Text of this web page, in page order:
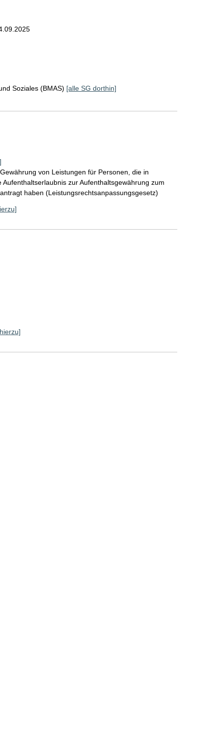
Soziales (BMAS) [alle SG dorthin]
von Leistungen für Personen, die in
zur Aufenthaltsgewährung zum
haben (Leistungsrechtsanpassungsgesetz)